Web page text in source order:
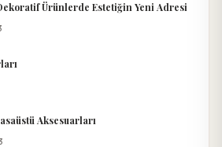
Ürünlerde Estetiğin Yeni Adresi
Aksesuarları